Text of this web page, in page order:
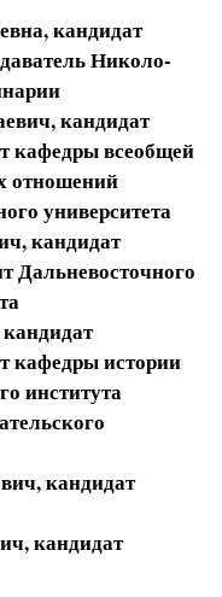
, кандидат
Николо-
, кандидат
кафедры всеобщей
отношений
университета
, кандидат
Дальневосточного
кафедры истории
института
, кандидат
кандидат